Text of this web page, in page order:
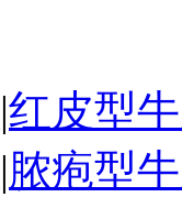
|红皮型
|脓疱型